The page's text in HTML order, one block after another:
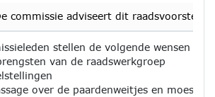
commissie adviseert dit raadsvoorstel
stellen de volgende wensen en
van de raadswerkgroep
over de paardenweitjes en